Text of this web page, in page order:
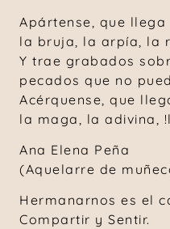
Apártense, que llega
la bruja, la arpía, la
Y trae grabados
pecados que no
Acérquense, que
la maga, la adivina,
Ana Elena Peña
(Aquelarre de
Hermanarnos es el
Compartir y Sentir.